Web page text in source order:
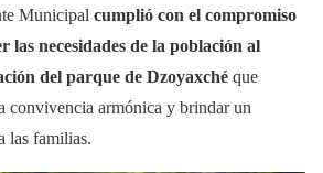
Municipal cumplió con el compromiso
las necesidades de la población al
del parque de Dzoyaxché que
convivencia armónica y brindar un
las familias.